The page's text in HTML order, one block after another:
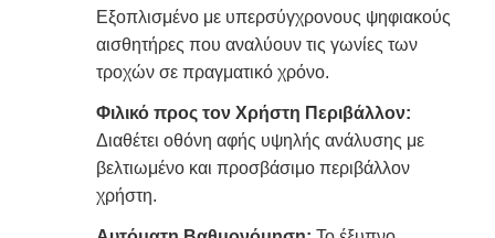
Εξοπλισμένο με υπερσύγχρονους ψηφιακούς
αισθητήρες που αναλύουν τις γωνίες των
τροχών σε πραγματικό χρόνο.
Φιλικό προς τον Χρήστη Περιβάλλον:
Διαθέτει οθόνη αφής υψηλής ανάλυσης με
βελτιωμένο και προσβάσιμο περιβάλλον
χρήστη.